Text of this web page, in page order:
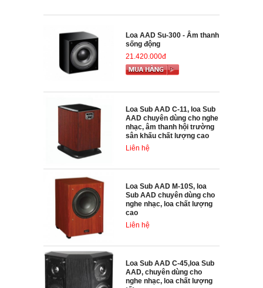
Loa AAD Su-300 - Âm thanh
sống động
21.420.000đ
Loa Sub AAD C-11, loa Sub
AAD chuyên dùng cho nghe
nhạc, âm thanh hội trường
sân khấu chất lượng cao
Liên hệ
Loa Sub AAD M-10S, loa
Sub AAD chuyên dùng cho
nghe nhạc, loa chất lượng
cao
Liên hệ
Loa Sub AAD C-45,loa Sub
AAD, chuyên dùng cho
nghe nhạc, loa chất lượng